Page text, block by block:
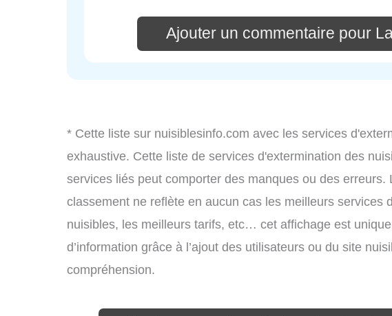
Ajouter un commentaire pour
* Cette liste sur nuisiblesinfo.com avec les services
exhaustive. Cette liste de services d'extermination des
services liés peut comporter des manques ou des erreurs.
classement ne reflète en aucun cas les meilleurs services
nuisibles, les meilleurs tarifs, etc… cet affichage est
d’information grâce à l’ajout des utilisateurs ou du site
compréhension.